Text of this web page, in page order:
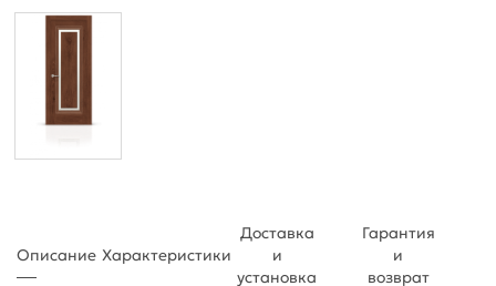
Описание Характеристики
Доставка
и
установка
Гарантия
и
возврат